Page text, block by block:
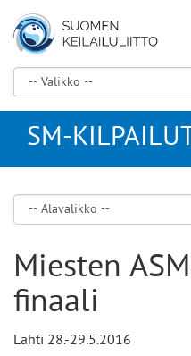
SM-
Miesten
finaali
Lahti 28.-29.5.2016